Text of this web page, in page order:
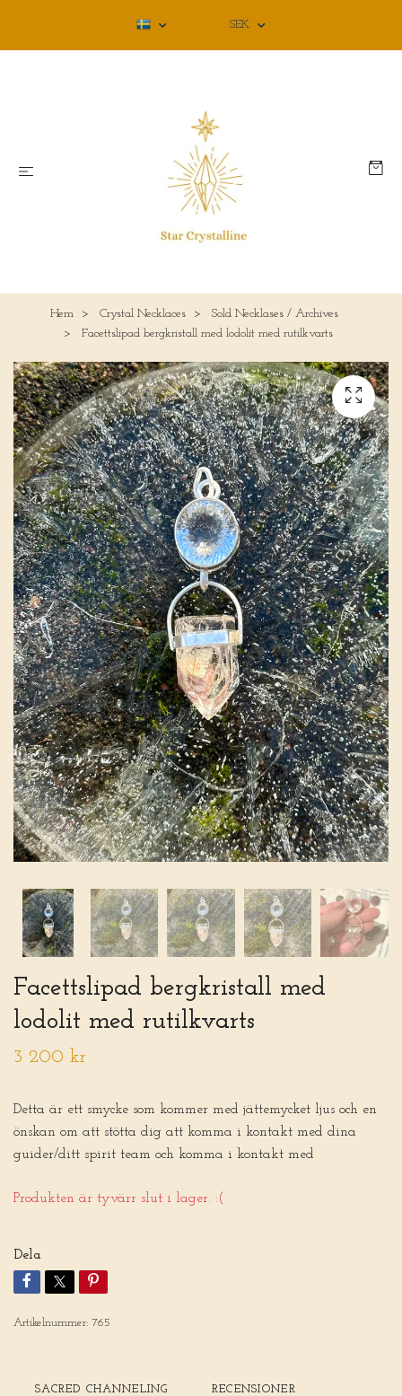
SEK
Hem Crystal Necklaces
Sold Necklases / Archives
Facettslipad bergkristall med lodolit med rutilkvarts
Facettslipad bergkristall med
lodolit med rutilkvarts
3 200 kr
Detta är ett smycke som kommer med jättemycket ljus och en
önskan om att stötta dig att komma i kontakt med dina
guider/ditt spirit team och komma i kontakt med
Produkten är tyvärr slut i lager. :(
Dela
Artikelnummer: 765
SACRED CHANNELING RECENSIONER